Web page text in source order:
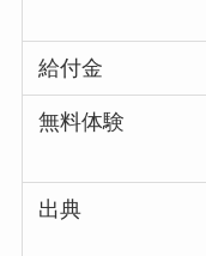
給付金
無料体験
出典